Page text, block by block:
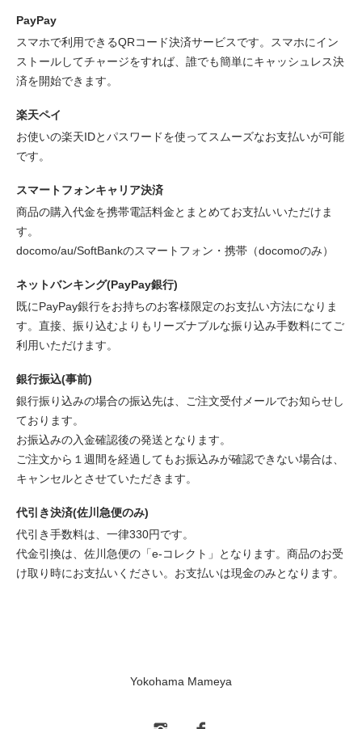
PayPay
スマホで利用できるQRコード決済サービスです。スマホにイン
ストールしてチャージをすれば、誰でも簡単にキャッシュレス決
済を開始できます。
楽天ペイ
お使いの楽天IDとパスワードを使ってスムーズなお支払いが可能
です。
スマートフォンキャリア決済
商品の購入代金を携帯電話料金とまとめてお支払いいただけま
す。
docomo/au/SoftBankのスマートフォン・携帯（docomoのみ）
ネットバンキング(PayPay銀行)
既にPayPay銀行をお持ちのお客様限定のお支払い方法になりま
す。直接、振り込むよりもリーズナブルな振り込み手数料にてご
利用いただけます。
銀行振込(事前)
銀行振り込みの場合の振込先は、ご注文受付メールでお知らせし
ております。
お振込みの入金確認後の発送となります。
ご注文から１週間を経過してもお振込みが確認できない場合は、
キャンセルとさせていただきます。
代引き決済(佐川急便のみ)
代引き手数料は、一律330円です。
代金引換は、佐川急便の「e-コレクト」となります。商品のお受
け取り時にお支払いください。お支払いは現金のみとなります。
Yokohama Mameya